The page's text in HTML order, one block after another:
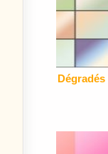
Dégradés